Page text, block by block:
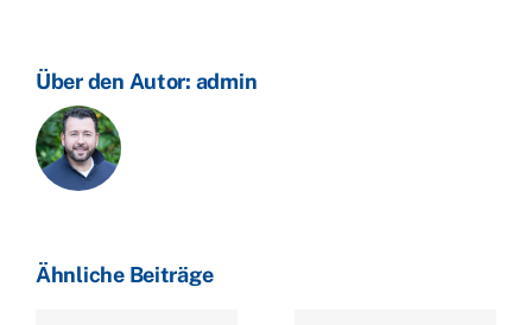
Über den Autor: admin
Ähnliche Beiträge